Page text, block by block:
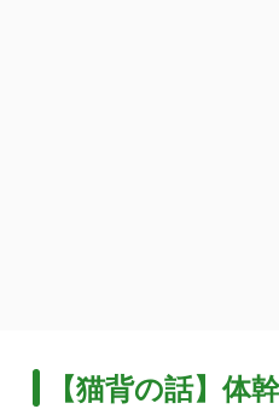
【猫背の話】体